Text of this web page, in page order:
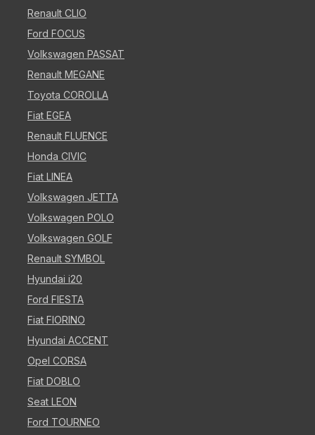
Renault CLIO
Ford FOCUS
Volkswagen PASSAT
Renault MEGANE
Toyota COROLLA
Fiat EGEA
Renault FLUENCE
Honda CIVIC
Fiat LINEA
Volkswagen JETTA
Volkswagen POLO
Volkswagen GOLF
Renault SYMBOL
Hyundai i20
Ford FIESTA
Fiat FIORINO
Hyundai ACCENT
Opel CORSA
Fiat DOBLO
Seat LEON
Ford TOURNEO